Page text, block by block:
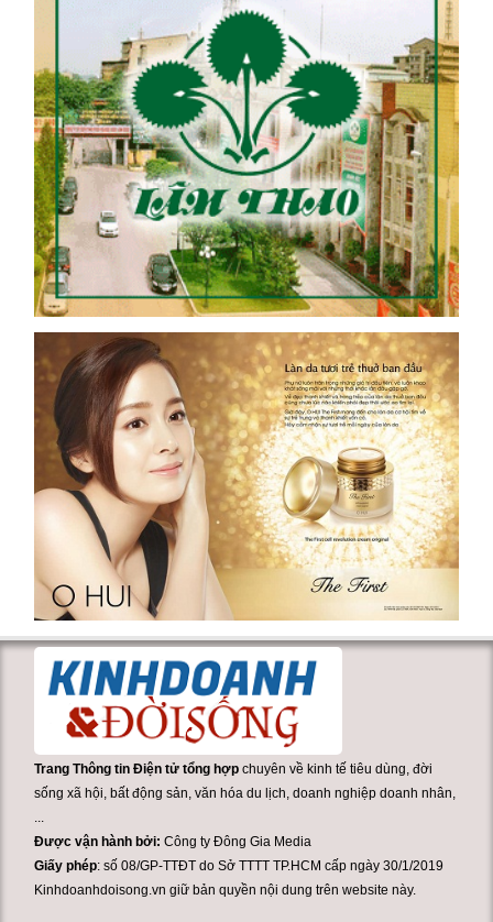
Trang Thông tin Điện tử tổng hợp chuyên về kinh tế tiêu dùng, đời
sống xã hội, bất động sản, văn hóa du lịch, doanh nghiệp doanh nhân,
...
Được vận hành bởi:Công ty Đông Gia Media
Giấy phép: số 08/GP-TTĐT do Sở TTTT TP.HCM cấp ngày 30/1/2019
Kinhdoanhdoisong.vn giữ bản quyền nội dung trên website này.